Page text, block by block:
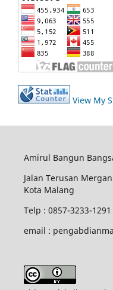
View My
Amirul Bangun
Jalan Terusan
Kota Malang
Telp : 0857-3233-1291
email :